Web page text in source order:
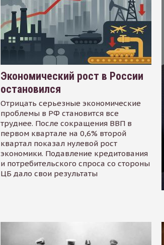
Экономический рост в России
остановился
Отрицать серьезные экономические
проблемы в РФ становится все
труднее. После сокращения ВВП в
первом квартале на 0,6% второй
квартал показал нулевой рост
экономики. Подавление кредитования
и потребительского спроса со стороны
ЦБ дало свои результаты